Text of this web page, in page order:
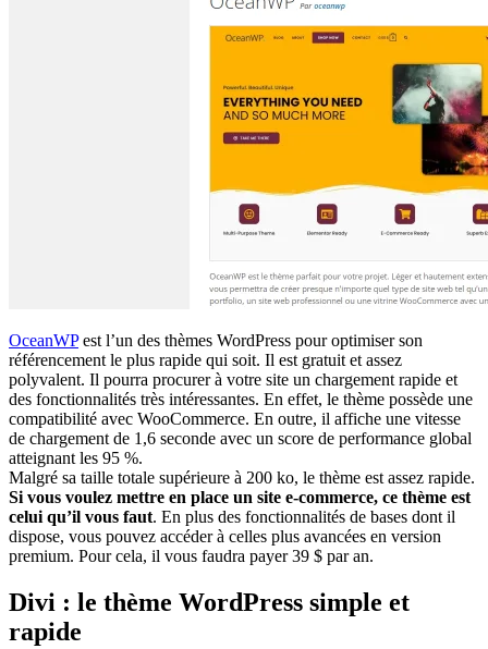
OceanWPest l’un des thèmes WordPress pour optimiser son
référencement le plus rapide qui soit. Il est gratuit et assez
polyvalent. Il pourra procurer à votre site un chargement rapide et
des fonctionnalités très intéressantes. En effet, le thème possède une
compatibilité avec WooCommerce. En outre, il affiche une vitesse
de chargement de 1,6 seconde avec un score de performance global
atteignant les 95 %.
Malgré sa taille totale supérieure à 200 ko, le thème est assez rapide.
Si vous voulez mettre en place un site e-commerce, ce thème est
celui qu’il vous faut. En plus des fonctionnalités de bases dont il
dispose, vous pouvez accéder à celles plus avancées en version
premium. Pour cela, il vous faudra payer 39 $ par an.
Divi : le thème WordPress simple et
rapide